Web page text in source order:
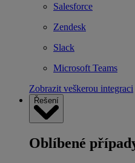
Salesforce
Zendesk
Slack
Microsoft Teams
Zobrazit veškerou integraci
Řešení
Oblíbené